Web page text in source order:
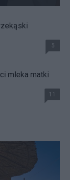
5
mleka matki
11